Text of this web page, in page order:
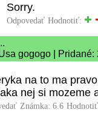
Sorry.
Odpovedať Hodnotiť:
gogogo | Pridané:
na to ma
nej si mozeme
Známka: 6.6